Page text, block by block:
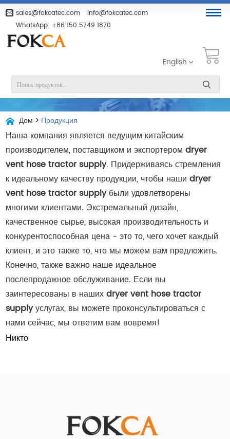
sales@fokcatec.com
info@fokcatec.com
WhatsApp: +86 150 5749 1870
English
Дом > Продукция
Наша компания является ведущим китайским
производителем, поставщиком и экспортеромdryer
vent hose tractor supply. Придерживаясь стремления
к идеальному качеству продукции, чтобы нашиdryer
vent hose tractor supplyбыли удовлетворены
многими клиентами. Экстремальный дизайн,
качественное сырье, высокая производительность и
конкурентоспособная цена - это то, чего хочет каждый
клиент, и это также то, что мы можем вам предложить.
Конечно, также важно наше идеальное
послепродажное обслуживание. Если вы
заинтересованы в нашихdryer vent hose tractor
supplyуслугах, вы можете проконсультироваться с
нами сейчас, мы ответим вам вовремя!
Никто